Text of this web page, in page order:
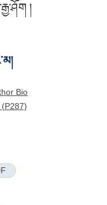
།
Bio
(P287)